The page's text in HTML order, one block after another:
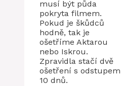
musí být půda
pokryta filmem.
Pokud je škůdců
hodně, tak je
ošetříme Aktarou
nebo Iskrou.
Zpravidla stačí dvě
ošetření s odstupem
10 dnů.